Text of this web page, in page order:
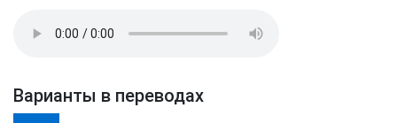
Варианты в переводах